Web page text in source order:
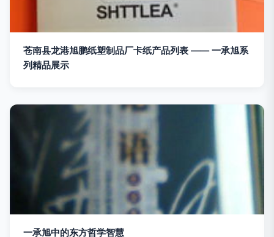
苍南县龙港旭鹏纸塑制品厂卡纸产品列表 —— 一承旭系
列精品展示
一承旭中的东方哲学智慧